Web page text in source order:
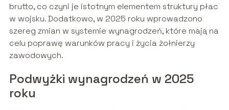
brutto, co czyni je istotnym elementem struktury płac
w wojsku. Dodatkowo, w 2025 roku wprowadzono
szereg zmian w systemie wynagrodzeń, które mają na
celu poprawę warunków pracy i życia żołnierzy
zawodowych.
Podwyżki wynagrodzeń w 2025
roku